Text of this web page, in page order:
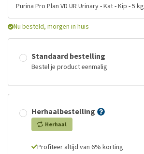
Purina Pro Plan VD UR Urinary - Kat - Kip - 5 kg
Nu besteld, morgen in huis
Standaard bestelling
Bestel je product eenmalig
Herhaalbestelling
Herhaal
Profiteer altijd van 6% korting